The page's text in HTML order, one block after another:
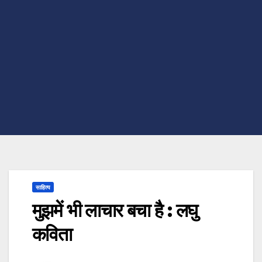
साहित्य
मुझमें भी लाचार बचा है : लघु
कविता